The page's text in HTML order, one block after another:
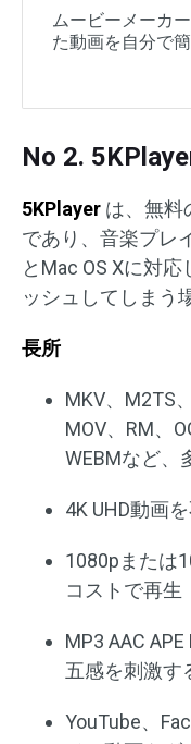
ムービーメーカ
た動画を自分で
No 2.
5KPlayer は、無料
であり、音楽プレ
とMac OS Xに対
ッシュしてしまう
長所
MKV、M2TS
MOV、RM、
WEBMなど、
4K UHD動画
1080pまたは
コストで再生
MP3 AAC
五感を刺激す
YouTube、